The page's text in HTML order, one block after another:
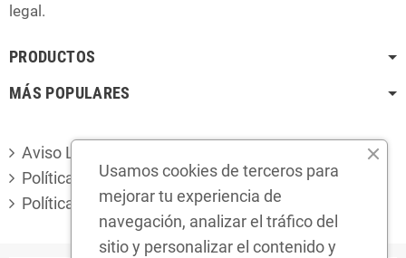
legal.
PRODUCTOS
MÁS POPULARES
Aviso Legal
Política de privacidad
Política de cookies
Usamos cookies de terceros para
mejorar tu experiencia de
navegación, analizar el tráfico del
sitio y personalizar el contenido y